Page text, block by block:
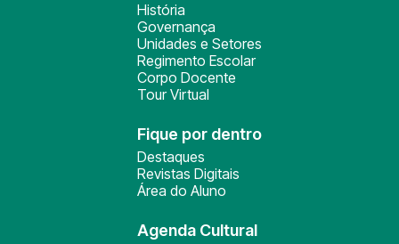
História
Governança
Unidades e Setores
Regimento Escolar
Corpo Docente
Tour Virtual
Fique por dentro
Destaques
Revistas Digitais
Área do Aluno
Agenda Cultural